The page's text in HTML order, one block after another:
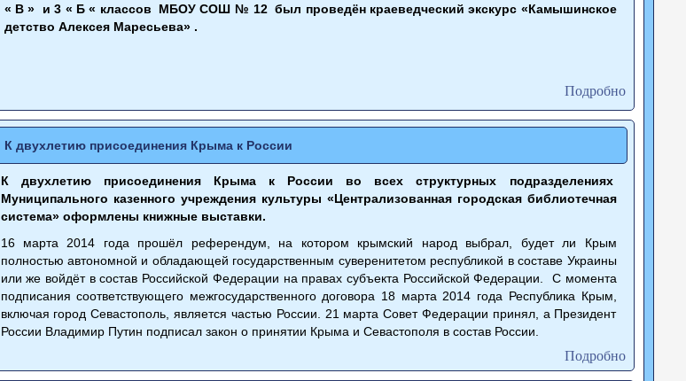
« В » и 3 « Б « классов МБОУ СОШ № 12 был проведён краеведческий экскурс «Камышинское
детство Алексея Маресьева» .
Подробно
К двухлетию присоединения Крыма к России
К двухлетию присоединения Крыма к России во всех структурных подразделениях
Муниципального казенного учреждения культуры «Централизованная городская библиотечная
система» оформлены книжные выставки.
16 марта 2014 года прошёл референдум, на котором крымский народ выбрал, будет ли Крым
полностью автономной и обладающей государственным суверенитетом республикой в составе Украины
или же войдёт в состав Российской Федерации на правах субъекта Российской Федерации. С момента
подписания соответствующего межгосударственного договора 18 марта 2014 года Республика Крым,
включая город Севастополь, является частью России. 21 марта Совет Федерации принял, а Президент
России Владимир Путин подписал закон о принятии Крыма и Севастополя в состав России.
Подробно